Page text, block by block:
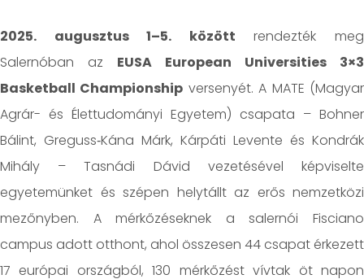
2025. augusztus 1–5. között rendezték meg
Salernóban az EUSA European Universities 3×3
Basketball Championship versenyét. A MATE (Magyar
Agrár- és Élettudományi Egyetem) csapata – Bohner
Bálint, Greguss‑Kána Márk, Kárpáti Levente és Kondrák
Mihály – Tasnádi Dávid vezetésével képviselte
egyetemünket és szépen helytállt az erős nemzetközi
mezőnyben. A mérkőzéseknek a salernói Fisciano
campus adott otthont, ahol összesen 44 csapat érkezett
17 európai országból, 130 mérkőzést vívtak öt napon